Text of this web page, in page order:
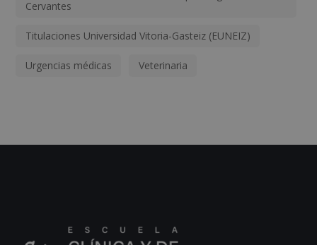
Cervantes
Titulaciones Universidad Vitoria-Gasteiz (EUNEIZ)
Urgencias médicas Veterinaria